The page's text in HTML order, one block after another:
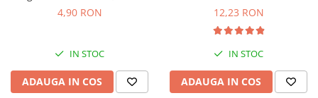
si Ton 85 Gr
4,90 RON
IN STOC
ADAUGA IN COS
12,23 RON
IN STOC
ADAUGA IN COS